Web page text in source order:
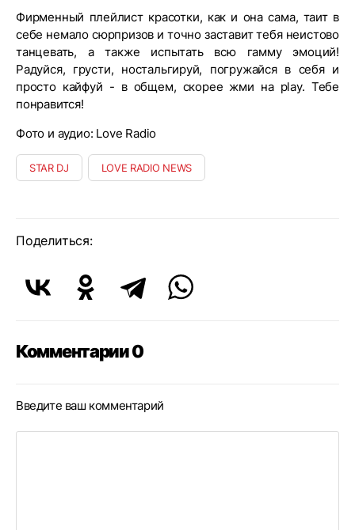
Фирменный плейлист красотки, как и она сама, таит в
себе немало сюрпризов и точно заставит тебя неистово
танцевать, а также испытать всю гамму эмоций!
Радуйся, грусти, ностальгируй, погружайся в себя и
просто кайфуй - в общем, скорее жми на play. Тебе
понравится!
Фото и аудио: Love Radio
STAR DJ LOVE RADIO NEWS
Поделиться:
Комментарии 0
Введите ваш комментарий